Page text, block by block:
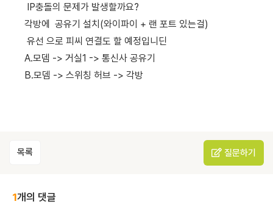
IP충돌의 문제가 발생할까요?
각방에 공유기 설치(와이파이 + 랜 포트 있는걸)
유선 으로 피씨 연결도 할 예정입니딘
A.모뎀 -> 거실1 -> 통신사 공유기
B.모뎀 -> 스위칭 허브 -> 각방
목록 질문하기
1개의 댓글